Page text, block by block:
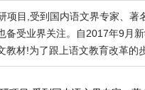
项目,受到国内语文界专家、著
备受业界关注。自2017年9月
材!为了跟上语文教育改革的